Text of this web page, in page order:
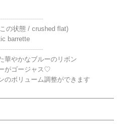
の状態 / crushed flat)
barrette
華やかなブルーのリボン
がゴージャス♡
のボリューム調整ができます